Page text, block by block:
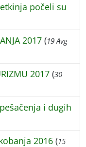
počeli su
2017 (19 Avg
2017 (30
i dugih
2016 (15